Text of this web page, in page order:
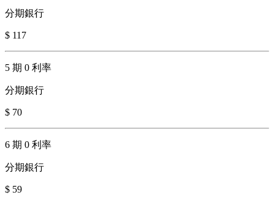
分期銀行
$ 117
5 期 0 利率
分期銀行
$ 70
6 期 0 利率
分期銀行
$ 59